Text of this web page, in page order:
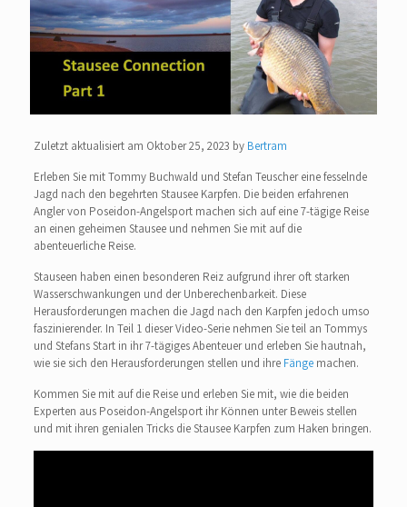
Zuletzt aktualisiert am Oktober 25, 2023 by Bertram
Erleben Sie mit Tommy Buchwald und Stefan Teuscher eine fesselnde
Jagd nach den begehrten Stausee Karpfen. Die beiden erfahrenen
Angler von Poseidon-Angelsport machen sich auf eine 7-tägige Reise
an einen geheimen Stausee und nehmen Sie mit auf die
abenteuerliche Reise.
Stauseen haben einen besonderen Reiz aufgrund ihrer oft starken
Wasserschwankungen und der Unberechenbarkeit. Diese
Herausforderungen machen die Jagd nach den Karpfen jedoch umso
faszinierender. In Teil 1 dieser Video-Serie nehmen Sie teil an Tommys
und Stefans Start in ihr 7-tägiges Abenteuer und erleben Sie hautnah,
wie sie sich den Herausforderungen stellen und ihre Fängemachen.
Kommen Sie mit auf die Reise und erleben Sie mit, wie die beiden
Experten aus Poseidon-Angelsport ihr Können unter Beweis stellen
und mit ihren genialen Tricks die Stausee Karpfen zum Haken bringen.